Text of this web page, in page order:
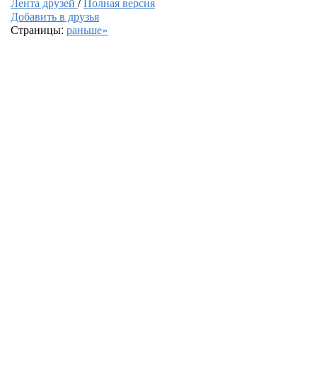
Добавить в друзья
Страницы: раньше»